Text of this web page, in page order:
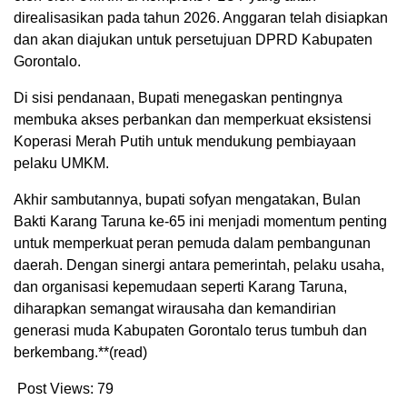
direalisasikan pada tahun 2026. Anggaran telah disiapkan
dan akan diajukan untuk persetujuan DPRD Kabupaten
Gorontalo.
Di sisi pendanaan, Bupati menegaskan pentingnya
membuka akses perbankan dan memperkuat eksistensi
Koperasi Merah Putih untuk mendukung pembiayaan
pelaku UMKM.
Akhir sambutannya, bupati sofyan mengatakan, Bulan
Bakti Karang Taruna ke-65 ini menjadi momentum penting
untuk memperkuat peran pemuda dalam pembangunan
daerah. Dengan sinergi antara pemerintah, pelaku usaha,
dan organisasi kepemudaan seperti Karang Taruna,
diharapkan semangat wirausaha dan kemandirian
generasi muda Kabupaten Gorontalo terus tumbuh dan
berkembang.**(read)
Post Views: 79